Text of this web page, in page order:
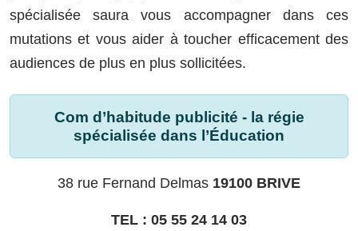
spécialisée saura vous accompagner dans ces
mutations et vous aider à toucher efficacement des
audiences de plus en plus sollicitées.
Com d’habitude publicité - la régie
spécialisée dans l’Éducation
38 rue Fernand Delmas 19100 BRIVE
TEL : 05 55 24 14 03